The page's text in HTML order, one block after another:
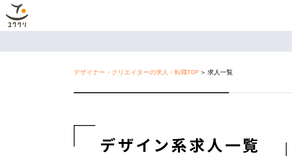
デザイナー・クリエイターの求人・転職TOP ＞ 求人一覧
デザイン系求人一覧